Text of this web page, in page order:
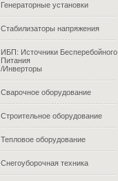
Генераторные установки
Стабилизаторы напряжения
ИБП: Источники Бесперебойного
Питания
/Инверторы
Сварочное оборудование
Строительное оборудование
Тепловое оборудование
Снегоуборочная техника